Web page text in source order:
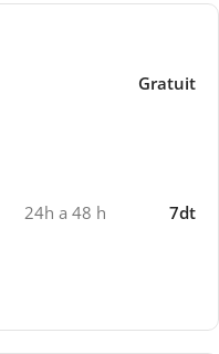
Gratuit
24h a 48 h 7dt